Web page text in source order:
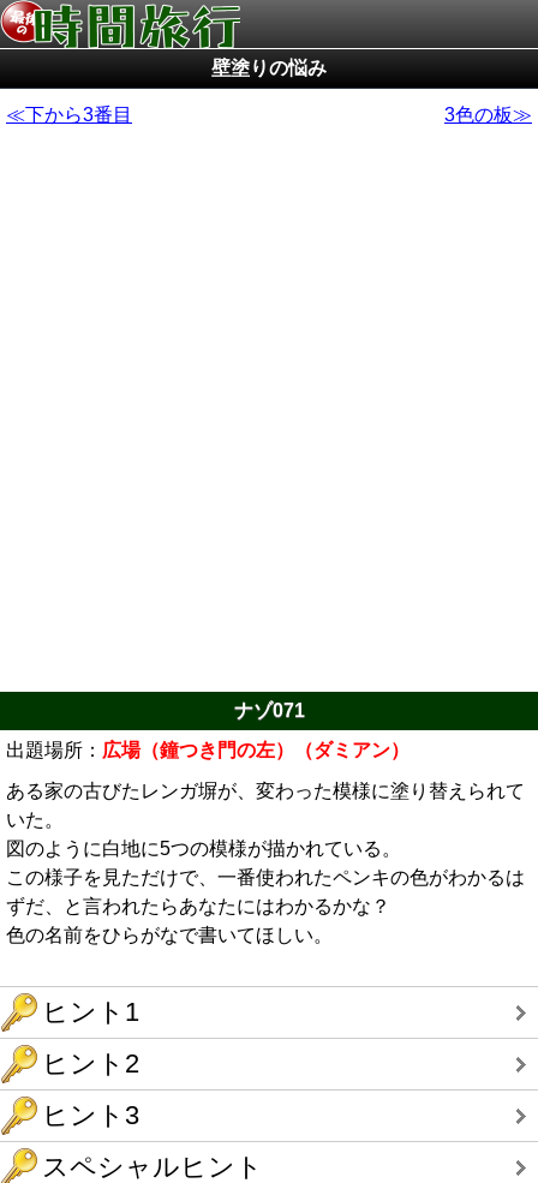
壁塗りの悩み
下から3番目 3色の板
ナゾ071
出題場所： 広場（鐘つき門の左）（ダミアン）
ある家の古びたレンガ塀が、変わった模様に塗り替えられて
いた。
図のように白地に5つの模様が描かれている。
この様子を見ただけで、一番使われたペンキの色がわかるは
ずだ、と言われたらあなたにはわかるかな？
色の名前をひらがなで書いてほしい。
ヒント1
ヒント2
ヒント3
スペシャルヒント